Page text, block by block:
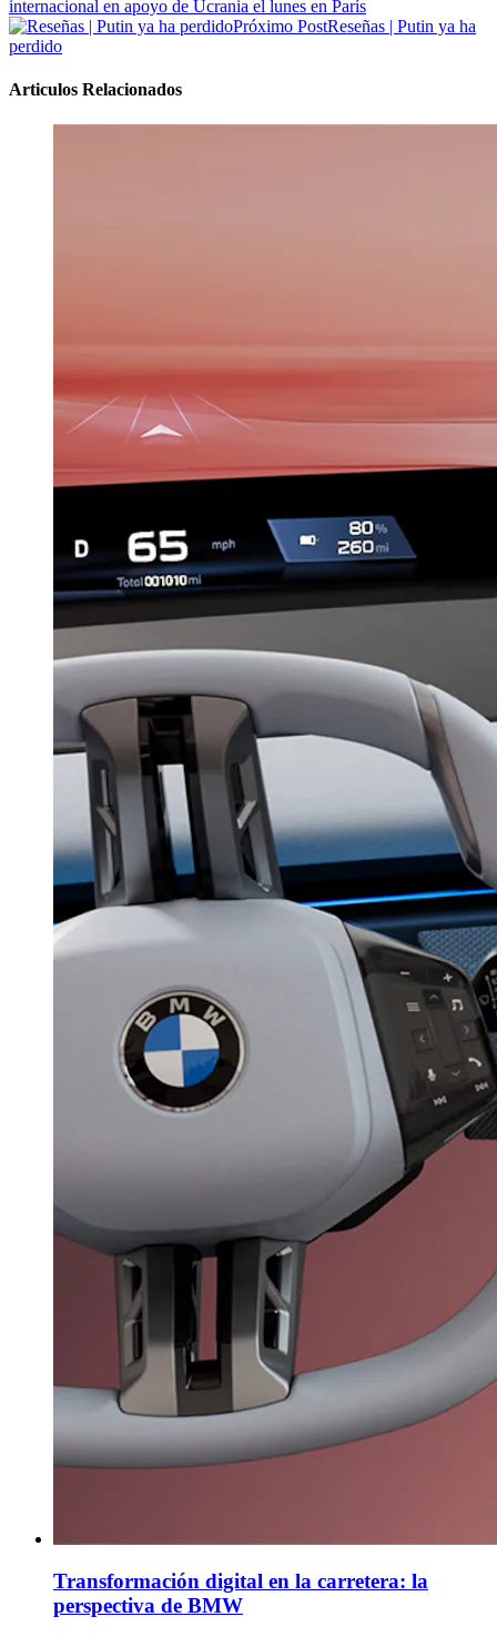
internacional en apoyo de Ucrania el lunes en París
Próximo PostReseñas | Putin ya ha
perdido
Articulos Relacionados
Transformación digital en la carretera: la
perspectiva de BMW